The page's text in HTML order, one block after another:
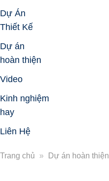
Dự Án
Thiết Kế
Dự án
hoàn thiện
Video
Kinh nghiệm
hay
Liên Hệ
Trang chủ » Dự án hoàn thiện